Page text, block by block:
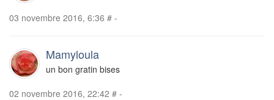
03 novembre 2016, 6:36 # -
Mamyloula
un bon gratin bises
02 novembre 2016, 22:42 # -